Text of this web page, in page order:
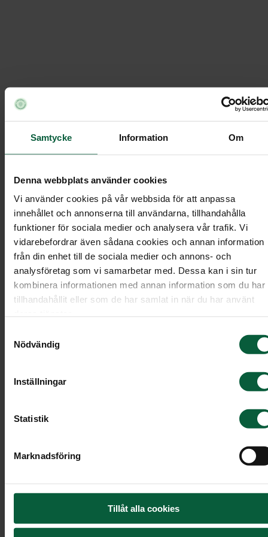
Samtycke Information Om
Denna webbplats använder cookies
Vi använder cookies på vår webbsida för att anpassa
innehållet och annonserna till användarna, tillhandahålla
funktioner för sociala medier och analysera vår trafik. Vi
vidarebefordrar även sådana cookies och annan information
från din enhet till de sociala medier och annons- och
analysföretag som vi samarbetar med. Dessa kan i sin tur
kombinera informationen med annan information som du har
tillhandahållit eller som de har samlat in när du har använt
Nödvändig
Inställningar
Statistik
Marknadsföring
Tillåt alla cookies
Ordna begravning / Under /
Begravningsblommor /
Handblomma - Blomstrande moln
Handblomma - Blomstrande
Vit ros med brudslöja och grönt.
120 kr